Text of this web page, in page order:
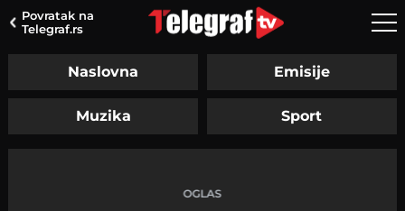
Povratak na
Telegraf.rs
Naslovna Emisije
Muzika Sport